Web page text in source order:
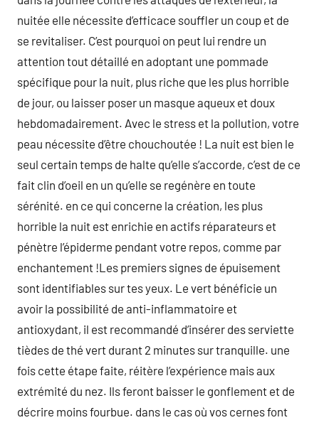
nuitée elle nécessite d’efficace souffler un coup et de
se revitaliser. C’est pourquoi on peut lui rendre un
attention tout détaillé en adoptant une pommade
spécifique pour la nuit, plus riche que les plus horrible
de jour, ou laisser poser un masque aqueux et doux
hebdomadairement. Avec le stress et la pollution, votre
peau nécessite d’être chouchoutée ! La nuit est bien le
seul certain temps de halte qu’elle s’accorde, c’est de ce
fait clin d’oeil en un qu’elle se regénère en toute
sérénité. en ce qui concerne la création, les plus
horrible la nuit est enrichie en actifs réparateurs et
pénètre l’épiderme pendant votre repos, comme par
enchantement !Les premiers signes de épuisement
sont identifiables sur tes yeux. Le vert bénéficie un
avoir la possibilité de anti-inflammatoire et
antioxydant, il est recommandé d’insérer des serviette
tièdes de thé vert durant 2 minutes sur tranquille. une
fois cette étape faite, réitère l’expérience mais aux
extrémité du nez. Ils feront baisser le gonflement et de
décrire moins fourbue. dans le cas où vos cernes font